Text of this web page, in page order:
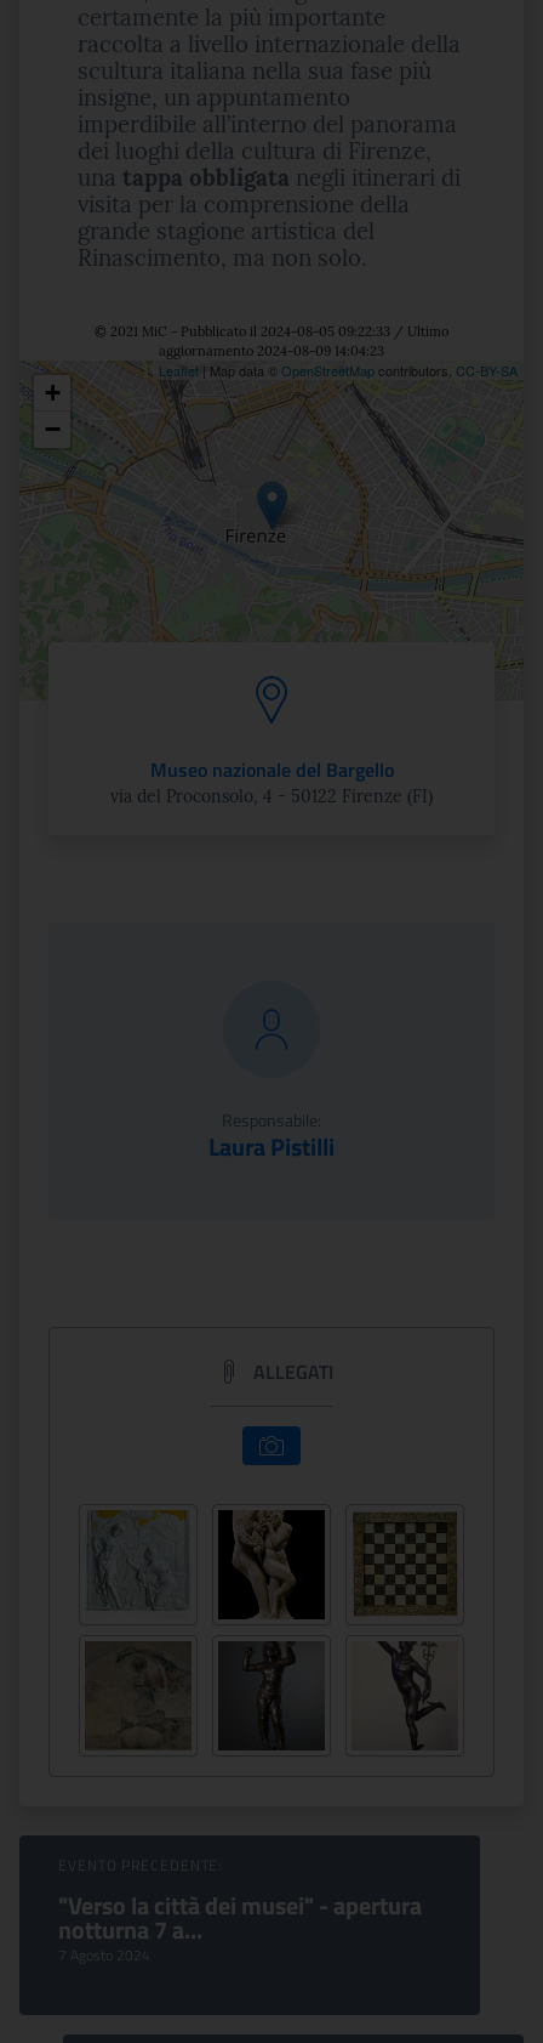
certamente la più importante
raccolta a livello internazionale della
scultura italiana nella sua fase più
insigne, un appuntamento
imperdibile all’interno del panorama
dei luoghi della cultura di Firenze,
una tappa obbligata negli itinerari di
visita per la comprensione della
grande stagione artistica del
Rinascimento, ma non solo.
© 2021 MiC - Pubblicato il 2024-08-05 09:22:33 / Ultimo
aggiornamento 2024-08-09 14:04:23
Posizione
+
−
Leaflet | Map data © OpenStreetMapcontributors, CC-BY-SA
Museo nazionale del Bargello
via del Proconsolo, 4 - 50122 Firenze (FI)
Responsabile:
Laura Pistilli
ALLEGATI
Sfoglia Eventi
EVENTO PRECEDENTE:
"Verso la città dei musei" - apertura
notturna 7 a...
7 Agosto 2024